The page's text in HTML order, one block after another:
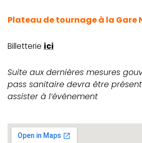
Plateau de tournage à la Gare
Billetterie ici
Suite aux dernières mesures
pass sanitaire devra être
assister à l’événement